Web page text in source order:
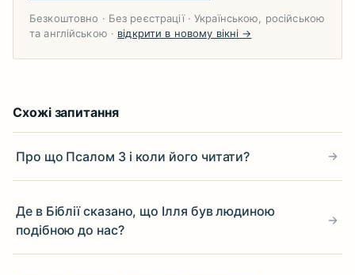
Безкоштовно · Без реєстрації · Українською, російською
та англійською · відкрити в новому вікні →
Схожі запитання
Про що Псалом 3 і коли його читати?
Де в Біблії сказано, що Ілля був людиною
подібною до нас?